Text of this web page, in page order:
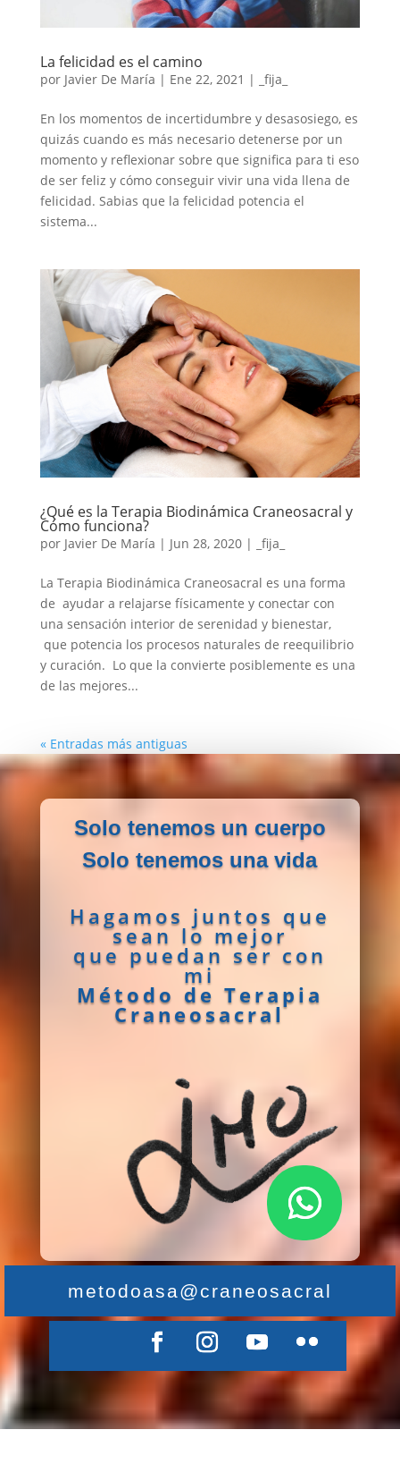
La felicidad es el camino
por Javier De María | Ene 22, 2021 | _fija_
En los momentos de incertidumbre y desasosiego, es
quizás cuando es más necesario detenerse por un
momento y reflexionar sobre que significa para ti eso
de ser feliz y cómo conseguir vivir una vida llena de
felicidad. Sabias que la felicidad potencia el
sistema...
¿Qué es la Terapia Biodinámica Craneosacral y
Cómo funciona?
por Javier De María | Jun 28, 2020| _fija_
La Terapia Biodinámica Craneosacral es una forma
de ayudar a relajarse físicamente y conectar con
una sensación interior de serenidad y bienestar,
que potencia los procesos naturales de reequilibrio
y curación. Lo que la convierte posiblemente es una
de las mejores...
« Entradas más antiguas
Solo tenemos un cuerpo
Solo tenemos una vida
Hagamos juntos que
sean lo mejor
que puedan ser con
mi
Método de Terapia
Craneosacral
metodoasa@craneosacral